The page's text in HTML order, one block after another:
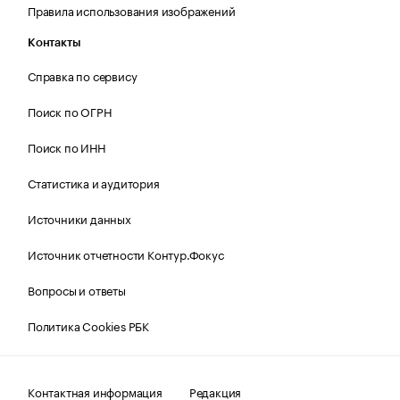
Правила использования изображений
Контакты
Справка по сервису
Поиск по ОГРН
Поиск по ИНН
Статистика и аудитория
Источники данных
Источник отчетности Контур.Фокус
Вопросы и ответы
Политика Cookies РБК
Контактная информация Редакция